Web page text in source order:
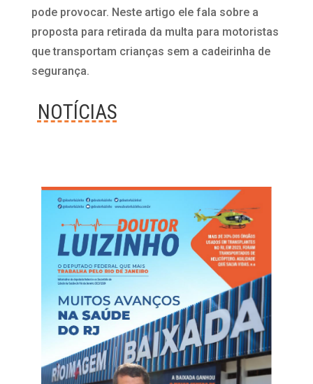
pode provocar. Neste artigo ele fala sobre a
proposta para retirada da multa para motoristas
que transportam crianças sem a cadeirinha de
segurança.
NOTÍCIAS